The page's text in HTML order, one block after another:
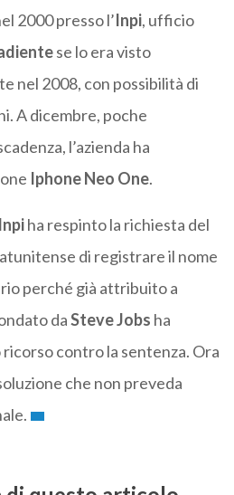
2000 presso l’Inpi, ufficio
se lo era visto
nel 2008, con possibilità di
A dicembre, poche
l’azienda ha
Iphone Neo One.
Inpiha respinto la richiesta del
di registrare il nome
perché già attribuito a
daSteve Jobs ha
contro la sentenza. Ora
che non preveda